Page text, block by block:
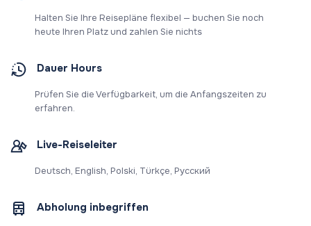
Halten Sie Ihre Reisepläne flexibel — buchen Sie noch
heute Ihren Platz und zahlen Sie nichts
Dauer Hours
Prüfen Sie die Verfügbarkeit, um die Anfangszeiten zu
erfahren.
Live-Reiseleiter
Deutsch, English, Polski, Türkçe, Русский
Abholung inbegriffen